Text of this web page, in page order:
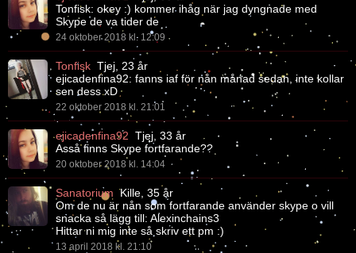
Tonfisk: okey :) kommer ihåg när jag dyngnade med
Skype de va tider de
24 oktober 2018 kl. 12:09
Tonfisk Tjej, 23 år
ejicadenfina92: fanns iaf för nån månad sedan, inte kollar
sen dess xD
22 oktober 2018 kl. 21:01
ejicadenfina92 Tjej, 33 år
Asså finns Skype fortfarande??
20 oktober 2018 kl. 14:04
Sanatorium Kille, 35 år
Om de nu är nån som fortfarande använder skype o vill
snacka så lägg till: Alexinchains3
Hittar ni mig inte så skriv ett pm :)
13 april 2018 kl. 21:10